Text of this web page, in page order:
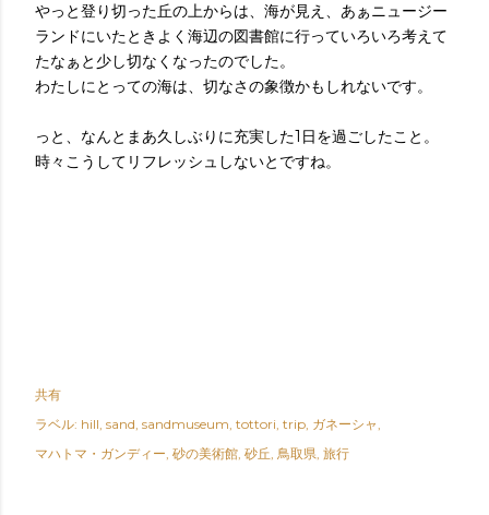
やっと登り切った丘の上からは、海が見え、あぁニュージー
ランドにいたときよく海辺の図書館に行っていろいろ考えて
たなぁと少し切なくなったのでした。
わたしにとっての海は、切なさの象徴かもしれないです。
っと、なんとまあ久しぶりに充実した1日を過ごしたこと。
時々こうしてリフレッシュしないとですね。
共有
ラベル: hill sand sandmuseum tottori trip ガネーシャ
マハトマ・ガンディー 砂の美術館 砂丘 鳥取県 旅行